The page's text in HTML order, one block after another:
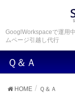
GooglWorkspaceで運用
ムページ引越し代行
Ｑ＆Ａ
HOME
Ｑ＆Ａ